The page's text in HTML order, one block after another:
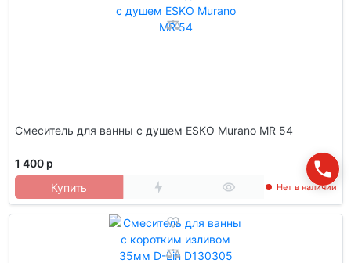
Смеситель для ванны с душем ESKO Murano MR 54
1 400 р
Купить
Нет в наличии